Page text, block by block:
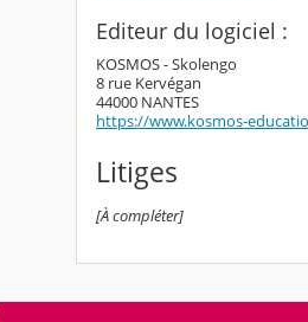
Editeur du logiciel :
KOSMOS - Skolengo
8 rue Kervégan
44000 NANTES
https://www.kosmos-
Litiges
[À compléter]